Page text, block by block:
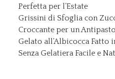
Perfetta per l’Estate
Grissini di Sfoglia con
Croccante per un
Gelato all’Albicocca Fatto
Senza Gelatiera Facile e